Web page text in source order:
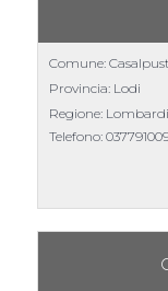
Comune:
Provincia: Lodi
Regione:
Telefono: